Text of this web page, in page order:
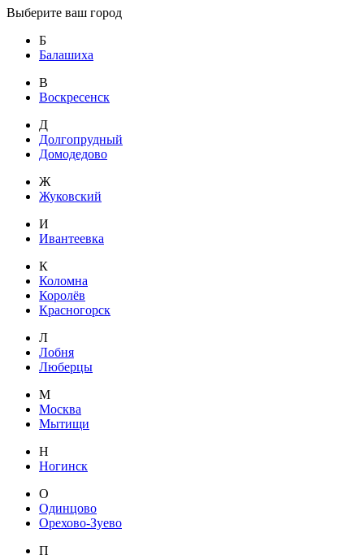
Выберите ваш город
Б
Балашиха
В
Воскресенск
Д
Долгопрудный
Домодедово
Ж
Жуковский
И
Ивантеевка
К
Коломна
Королёв
Красногорск
Л
Лобня
Люберцы
М
Москва
Мытищи
Н
Ногинск
О
Одинцово
Орехово-Зуево
П